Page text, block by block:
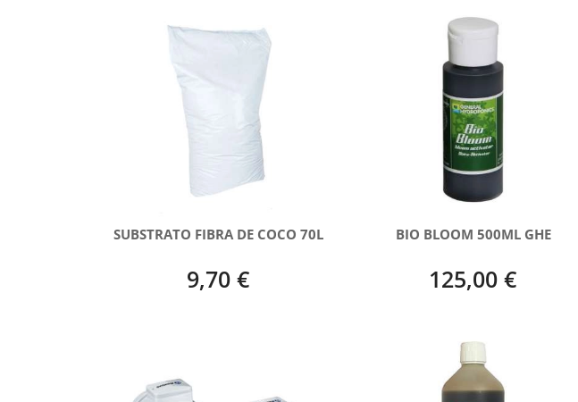
SUBSTRATO FIBRA DE COCO 70L
9,70 €
BIO BLOOM 500ML GHE
125,00 €